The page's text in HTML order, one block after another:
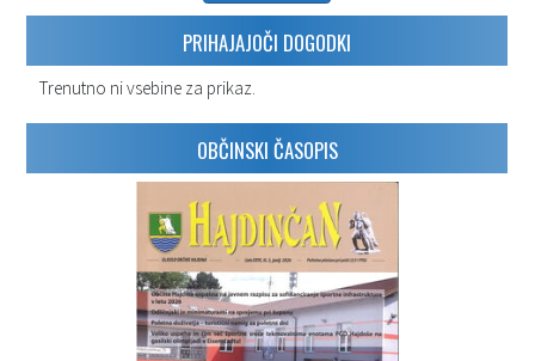
PRIHAJAJOČI DOGODKI
Trenutno ni vsebine za prikaz.
OBČINSKI ČASOPIS